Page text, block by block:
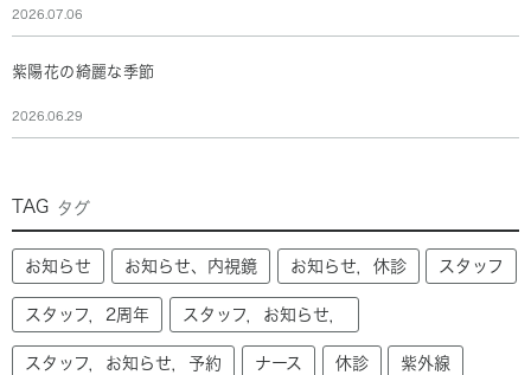
2026.07.06
紫陽花の綺麗な季節
2026.06.29
TAG タグ
お知らせ お知らせ、内視鏡 お知らせ，休診 スタッフ
スタッフ，2周年 スタッフ，お知らせ，
スタッフ，お知らせ，予約 ナース 休診 紫外線